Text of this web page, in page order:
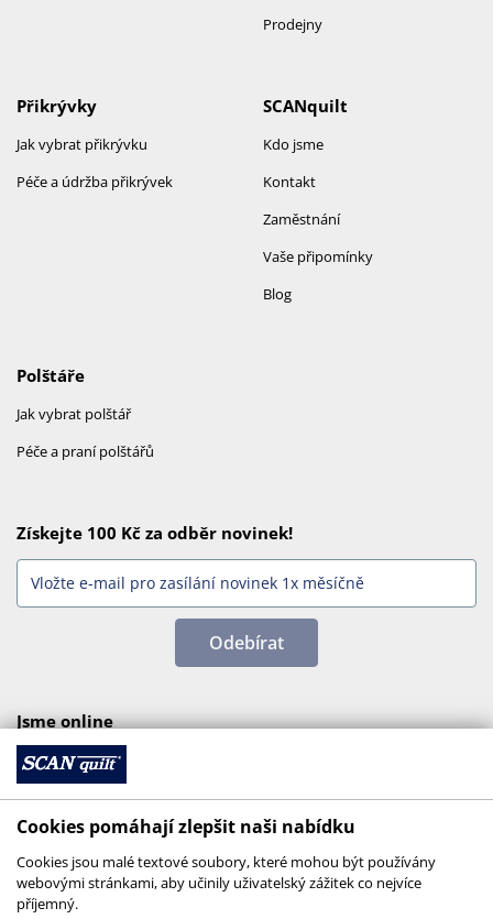
Prodejny
SCANquilt
Kdo jsme
Kontakt
Zaměstnání
Vaše připomínky
Blog
Přikrývky
Jak vybrat přikrývku
Péče a údržba přikrývek
Polštáře
Jak vybrat polštář
Péče a praní polštářů
Získejte 100 Kč za odběr novinek!
Odebírat
Jsme online
Cookies pomáhají zlepšit naši nabídku
Cookies jsou malé textové soubory, které mohou být používány
webovými stránkami, aby učinily uživatelský zážitek co nejvíce
příjemný.